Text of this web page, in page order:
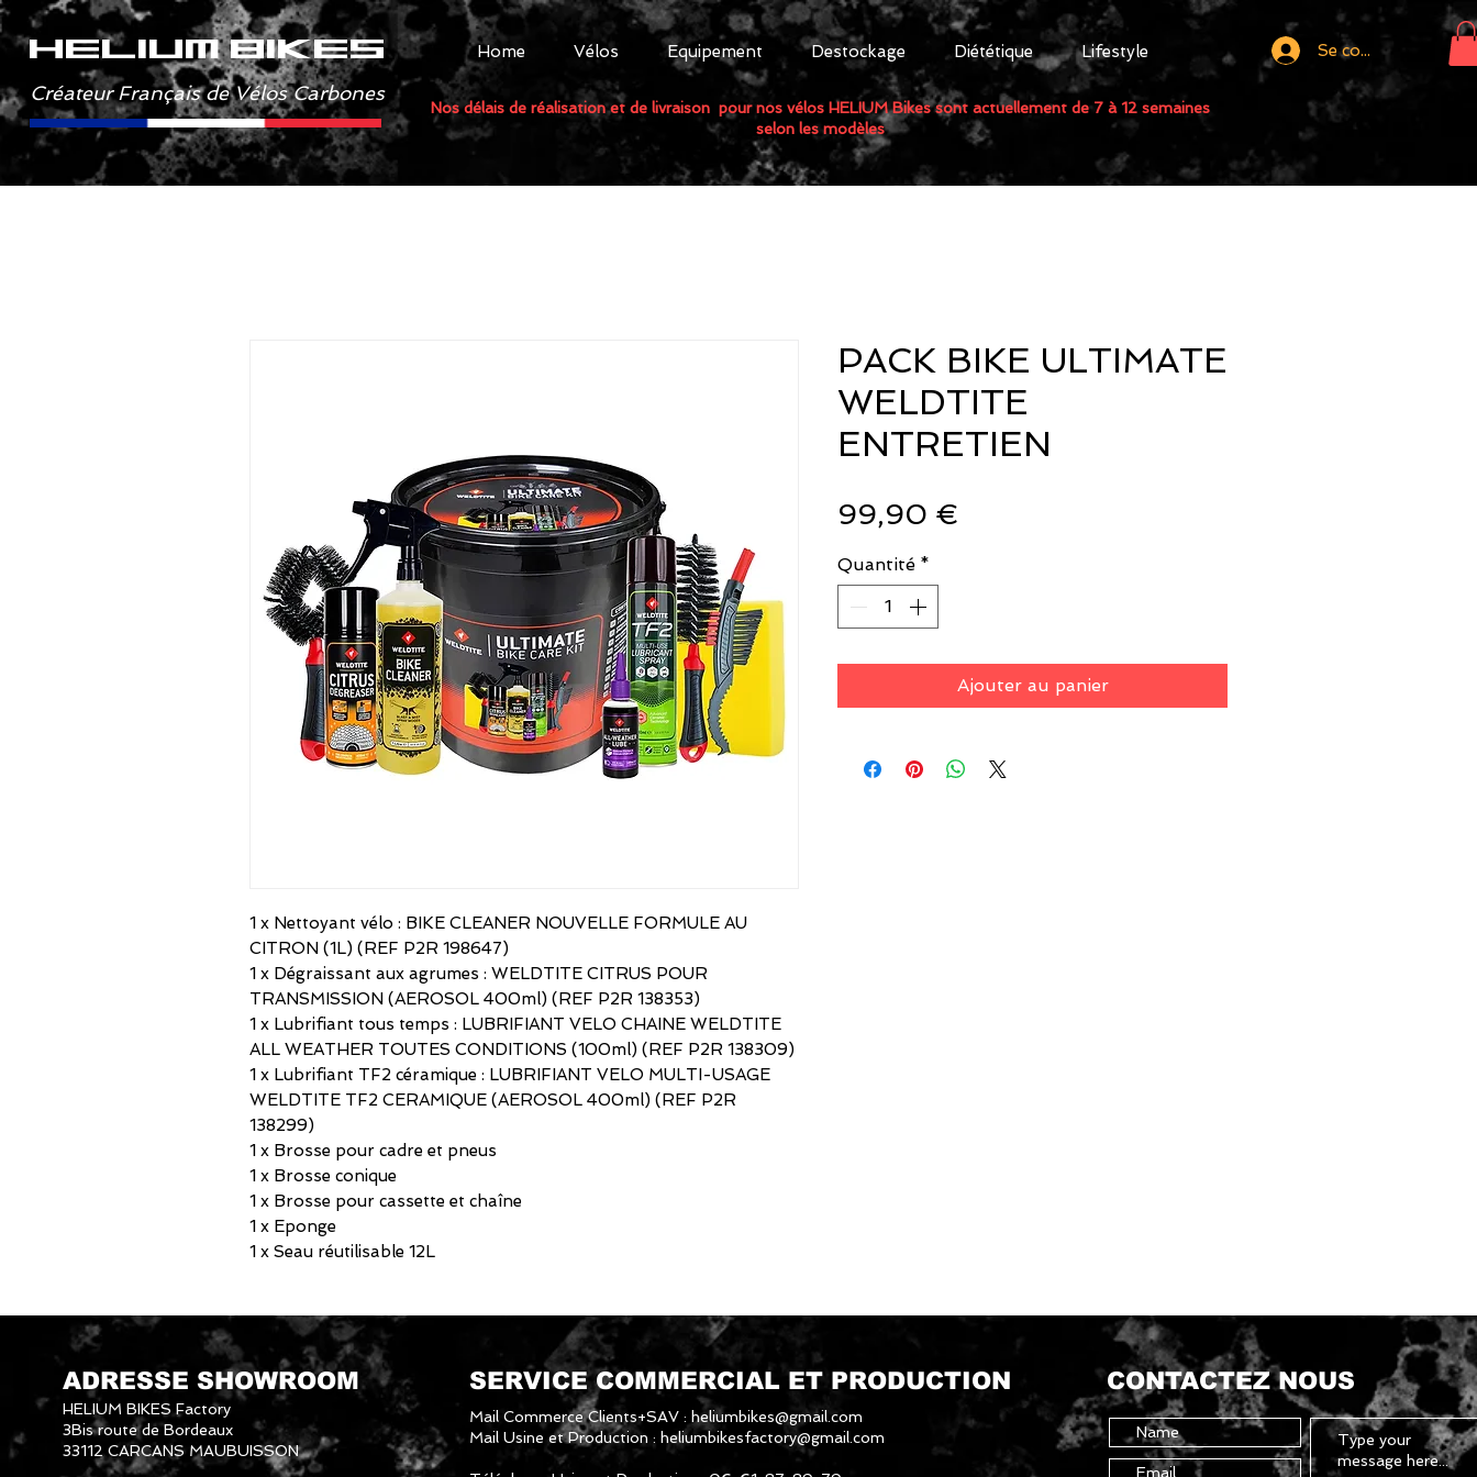
helium bikes Home Vélos Equipement Destockage Diététique Lifestyle
Créateur Français de Vélos Carbones
Nos délais de réalisation et de livraison pour nos vélos HELIUM Bikes sont actuellement de 7 à 12 semaines
selon les modèles
Se connecter
1 x Nettoyant vélo : BIKE CLEANER NOUVELLE FORMULE AU
CITRON (1L) (REF P2R 198647)
1 x Dégraissant aux agrumes : WELDTITE CITRUS POUR
TRANSMISSION (AEROSOL 400ml) (REF P2R 138353)
1 x Lubrifiant tous temps : LUBRIFIANT VELO CHAINE WELDTITE
ALL WEATHER TOUTES CONDITIONS (100ml) (REF P2R 138309)
1 x Lubrifiant TF2 céramique : LUBRIFIANT VELO MULTI-USAGE
WELDTITE TF2 CERAMIQUE (AEROSOL 400ml) (REF P2R
138299)
1 x Brosse pour cadre et pneus
1 x Brosse conique
1 x Brosse pour cassette et chaîne
1 x Eponge
1 x Seau réutilisable 12L
PACK BIKE ULTIMATE
WELDTITE
ENTRETIEN
99,90 €
Quantité *
Ajouter au panier
ADRESSE SHOWROOM
HELIUM BIKES Factory
3Bis route de Bordeaux
33112 CARCANS MAUBUISSON
SERVICE COMMERCIAL ET PRODUCTION
Mail Commerce Clients+SAV : heliumbikes@gmail.com
Mail Usine et Production : heliumbikesfactory@gmail.com
CONTACTEZ NOUS